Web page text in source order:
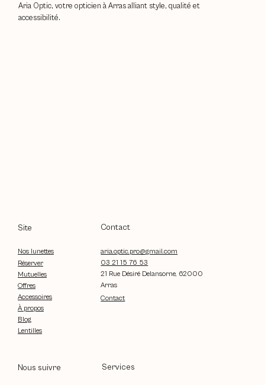
Aria Optic, votre opticien à Arras alliant style, qualité et
accessibilité.
Site
Nos lunettes
Réserver
Mutuelles
Offres
Accessoires
À propos
Blog
Lentilles
Contact
Contact
aria.optic.pro@gmail.com
03 21 15 76 53
21 Rue Désiré Delansorne, 62000
Arras
Nous suivre Services